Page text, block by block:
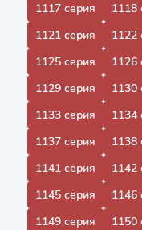
1117 серия
1118
1121 серия
1122
1125 серия
1126
1129 серия
1130
1133 серия
1134
1137 серия
1138
1141 серия
1142
1145 серия
1146
1149 серия
1150